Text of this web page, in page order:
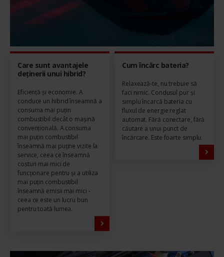
Care sunt avantajele
deținerii unui hibrid?
Eficiență și economie. A
conduce un hibrid înseamnă a
consuma mai puțin
combustibil decât o mașină
convențională. A consuma
mai puțin combustibil
înseamnă mai puține vizite la
service, ceea ce înseamnă
costuri mai mici de
funcționare pentru și a utiliza
mai puțin combustibil
înseamnă emisii mai mici -
ceea ce este un lucru bun
pentru toată lumea.
Cum încărc bateria?
Relaxează-te, nu trebuie să
faci nimic. Condusul pur și
simplu încarcă bateria cu
fluxul de energie reglat
automat. Fără conectare, fără
căutare a unui punct de
încărcare. Este foarte simplu.